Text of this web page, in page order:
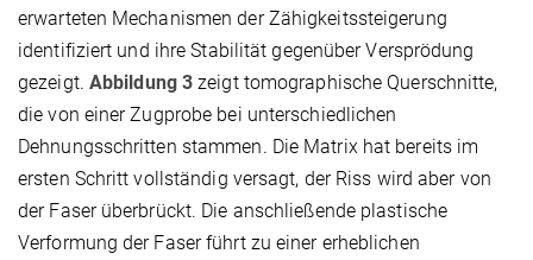
erwarteten Mechanismen der Zähigkeitssteigerung
identifiziert und ihre Stabilität gegenüber Versprödung
gezeigt. Abbildung 3 zeigt tomographische Querschnitte,
die von einer Zugprobe bei unterschiedlichen
Dehnungsschritten stammen. Die Matrix hat bereits im
ersten Schritt vollständig versagt, der Riss wird aber von
der Faser überbrückt. Die anschließende plastische
Verformung der Faser führt zu einer erheblichen